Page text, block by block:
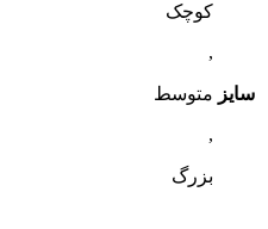
سایز
کوچک
,
متوسط
,
بزرگ